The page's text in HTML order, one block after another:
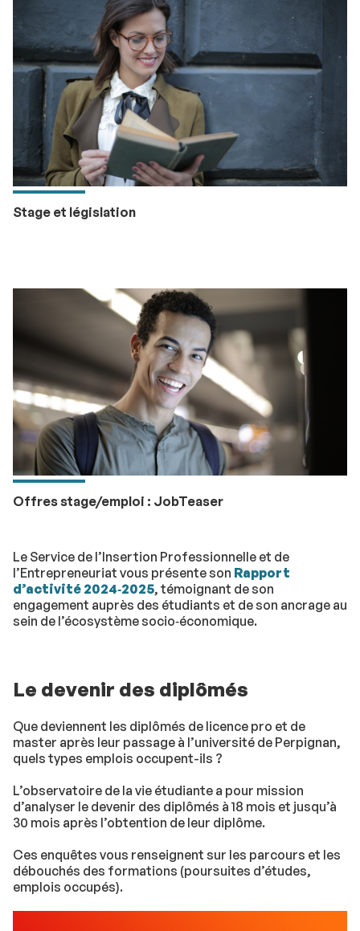
Stage et législation
Offres stage/emploi : JobTeaser
Le Service de l’Insertion Professionnelle et de
l’Entrepreneuriat vous présente son Rapport
d’activité 2024‑2025, témoignant de son
engagement auprès des étudiants et de son ancrage au
sein de l’écosystème socio‑économique.
Le devenir des diplômés
Que deviennent les diplômés de licence pro et de
master après leur passage à l’université de Perpignan,
quels types emplois occupent-ils ?
L’observatoire de la vie étudiante a pour mission
d’analyser le devenir des diplômés à 18 mois et jusqu’à
30 mois après l’obtention de leur diplôme.
Ces enquêtes vous renseignent sur les parcours et les
débouchés des formations (poursuites d’études,
emplois occupés).